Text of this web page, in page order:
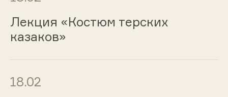
Лекция «Костюм терских
казаков»
18.02